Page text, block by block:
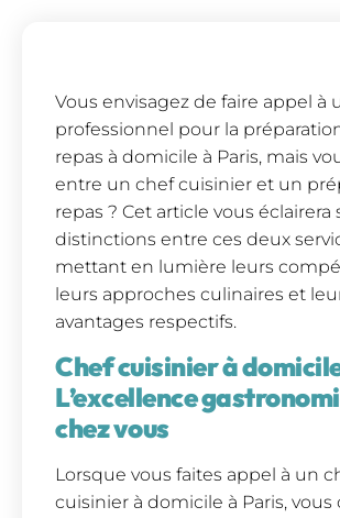
Vous envisagez de faire appel à
professionnel pour la
repas à domicile à Paris, mais
entre un chef cuisinier et un
repas ? Cet article vous éclairera
distinctions entre ces deux
mettant en lumière leurs
leurs approches culinaires et
avantages respectifs.
Chef cuisinier à
L’excellence
chez vous
Lorsque vous faites appel à un
cuisinier à domicile à Paris,